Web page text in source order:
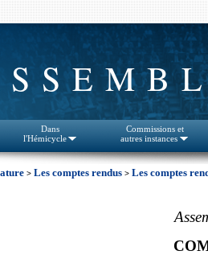
Dans
l'Hémicycle
Commissions et
autres instances
> Les comptes rendus > Les comptes